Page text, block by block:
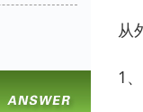
从
1